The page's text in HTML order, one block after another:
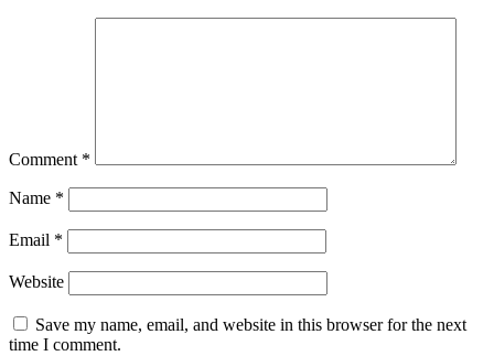
Comment *
Name *
Email *
Website
Save my name, email, and website in this browser for the next
time I comment.